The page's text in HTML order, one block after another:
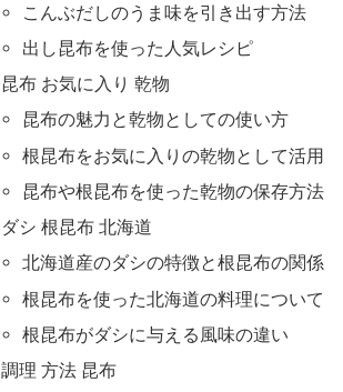
こんぶだしのうま味を引き出す方法
出し昆布を使った人気レシピ
昆布 お気に入り 乾物
昆布の魅力と乾物としての使い方
根昆布をお気に入りの乾物として活用
昆布や根昆布を使った乾物の保存方法
ダシ 根昆布 北海道
北海道産のダシの特徴と根昆布の関係
根昆布を使った北海道の料理について
根昆布がダシに与える風味の違い
調理 方法 昆布